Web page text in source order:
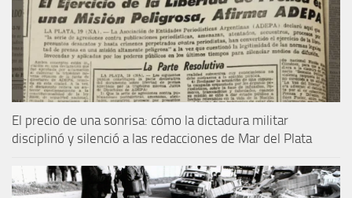
El precio de una sonrisa: cómo la dictadura militar
disciplinó y silenció a las redacciones de Mar del Plata